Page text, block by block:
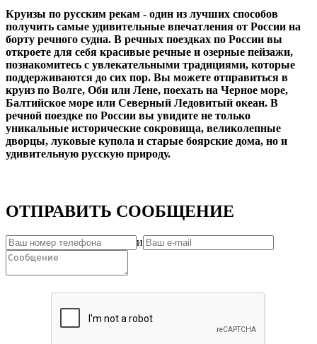
Круизы по русским рекам - один из лучших способов
получить самые удивительные впечатления от России на
борту речного судна. В речных поездках по России вы
откроете для себя красивые речные и озерные пейзажи,
познакомитесь с увлекательными традициями, которые
поддерживаются до сих пор. Вы можете отправиться в
круиз по Волге, Оби или Лене, поехать на Черное море,
Балтийское море или Северный Ледовитый океан. В
речной поездке по России вы увидите не только
уникальные исторические сокровища, великолепные
дворцы, луковые купола и старые боярские дома, но и
удивительную русскую природу.
ОТПРАВИТЬ СООБЩЕНИЕ
и